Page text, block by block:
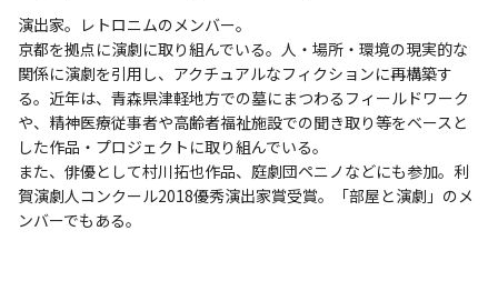
演出家。レトロニムのメンバー。
京都を拠点に演劇に取り組んでいる。人・場所・環境の現実的な
関係に演劇を引用し、アクチュアルなフィクションに再構築す
る。近年は、青森県津軽地方での墓にまつわるフィールドワーク
や、精神医療従事者や高齢者福祉施設での聞き取り等をベースと
した作品・プロジェクトに取り組んでいる。
また、俳優として村川拓也作品、庭劇団ペニノなどにも参加。利
賀演劇人コンクール2018優秀演出家賞受賞。「部屋と演劇」のメ
ンバーでもある。